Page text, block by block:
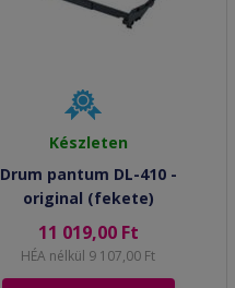
Készleten
Drum pantum DL-410 -
original (fekete)
11 019,00 Ft
HÉA nélkül 9 107,00 Ft